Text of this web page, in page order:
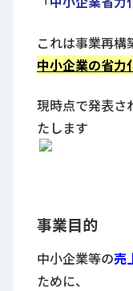
これは事業再構
中小企業の省力
現時点で発表さ
たします
事業目的
中小企業等の売
ために、